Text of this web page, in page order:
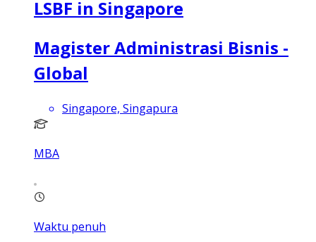
LSBF in Singapore
Magister Administrasi Bisnis -
Global
Singapore, Singapura
MBA
Waktu penuh